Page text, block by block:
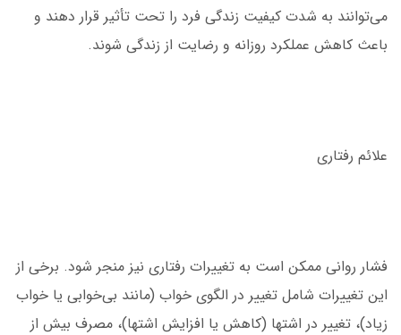
می‌توانند به شدت کیفیت زندگی فرد را تحت تأثیر قرار دهند و
باعث کاهش عملکرد روزانه و رضایت از زندگی شوند.
علائم رفتاری
فشار روانی ممکن است به تغییرات رفتاری نیز منجر شود. برخی از
این تغییرات شامل تغییر در الگوی خواب (مانند بی‌خوابی یا خواب
زیاد)، تغییر در اشتها (کاهش یا افزایش اشتها)، مصرف بیش از